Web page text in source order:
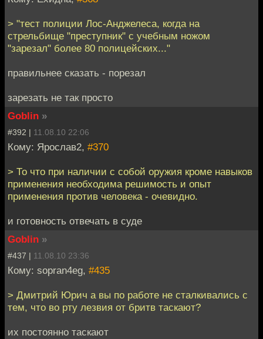
> "тест полиции Лос-Анджелеса, когда на
стрельбище "преступник" с учебным ножом
"зарезал" более 80 полицейских..."
правильнее сказать - порезал
зарезать не так просто
Goblin »
#392 | 11.08.10 22:06
Кому: Ярослав2, #370
> То что при наличии с собой оружия кроме навыков
применения необходима решимость и опыт
применения против человека - очевидно.
и готовность отвечать в суде
Goblin »
#437 | 11.08.10 23:36
Кому: sopran4eg, #435
> Дмитрий Юрич а вы по работе не сталкивались с
тем, что во рту лезвия от бритв таскают?
их постоянно таскают